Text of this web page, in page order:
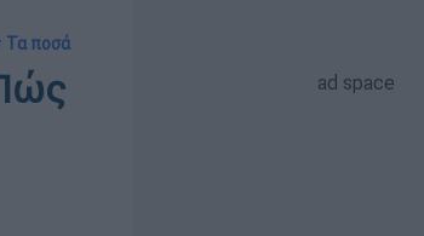
Τα ποσά